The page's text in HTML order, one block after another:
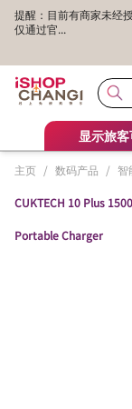
提醒：目前有商家未经
仅通过官...
显示旅
主页 / 数码产品 / 智
CUKTECH 10 Plus
Portable Charger